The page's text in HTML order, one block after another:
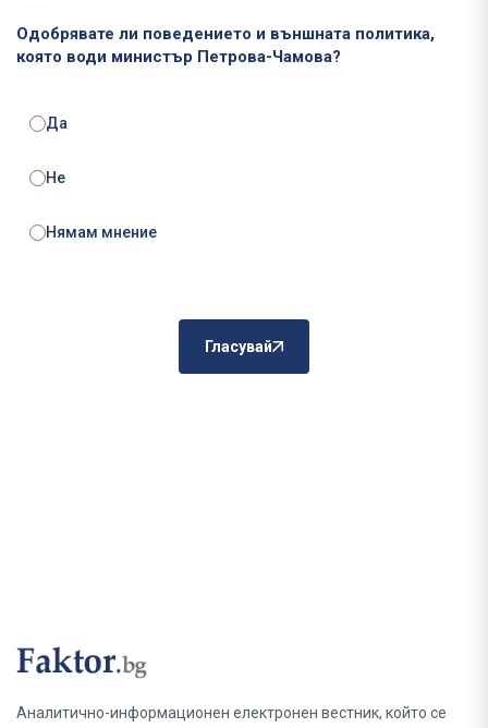
Одобрявате ли поведението и външната политика,
която води министър Петрова-Чамова?
Да
Не
Нямам мнение
Гласувай
Аналитично-информационен електронен вестник, който се